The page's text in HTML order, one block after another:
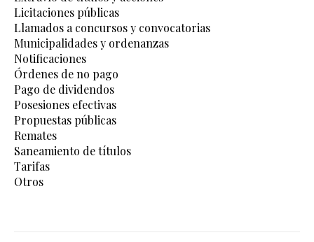
Licitaciones públicas
Llamados a concursos y convocatorias
Municipalidades y ordenanzas
Notificaciones
Órdenes de no pago
Pago de dividendos
Posesiones efectivas
Propuestas públicas
Remates
Saneamiento de títulos
Tarifas
Otros